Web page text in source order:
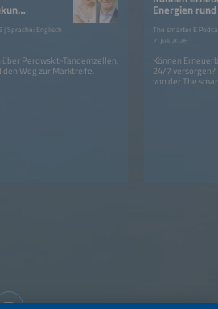
| Sprache: Englisch
Perowskit-Tandemzellen,
Weg zur Marktreife.
Energien
Strom liefern?
The smarter E
2. Juli 2026
Können
24/7 versorgen?
von der The